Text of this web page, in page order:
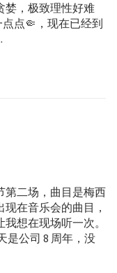
婪，极致理性好难
点🤏，现在已经到
第二场，曲目是梅西
在音乐会的曲目，
想在现场听一次。
是公司 8 周年，没